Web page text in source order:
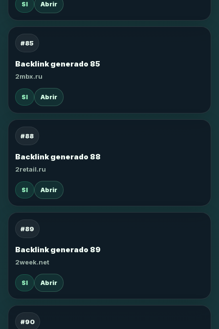
SI Abrir
#85
Backlink generado 85
2mbx.ru
SI Abrir
#88
Backlink generado 88
2retail.ru
SI Abrir
#89
Backlink generado 89
2week.net
SI Abrir
#90